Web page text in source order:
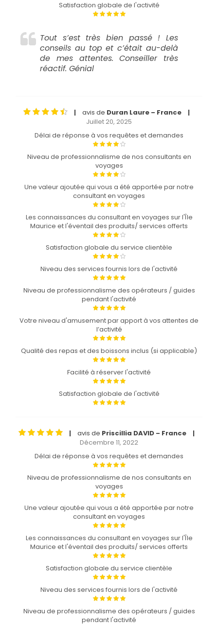
Satisfaction globale de l'activité
Tout s’est très bien passé ! Les
conseils au top et c’était au-delà
de mes attentes. Conseiller très
réactif. Génial
| avis de Duran Laure – France |
Juillet 20, 2025
Délai de réponse à vos requêtes et demandes
Niveau de professionnalisme de nos consultants en
voyages
Une valeur ajoutée qui vous a été apportée par notre
consultant en voyages
Les connaissances du consultant en voyages sur l'Île
Maurice et l'éventail des produits/ services offerts
Satisfaction globale du service clientèle
Niveau des services fournis lors de l'activité
Niveau de professionnalisme des opérateurs / guides
pendant l'activité
Votre niveau d'amusement par apport à vos attentes de
l’activité
Qualité des repas et des boissons inclus (si applicable)
Facilité à réserver l'activité
Satisfaction globale de l'activité
| avis de Priscillia DAVID – France |
Décembre 11, 2022
Délai de réponse à vos requêtes et demandes
Niveau de professionnalisme de nos consultants en
voyages
Une valeur ajoutée qui vous a été apportée par notre
consultant en voyages
Les connaissances du consultant en voyages sur l'Île
Maurice et l'éventail des produits/ services offerts
Satisfaction globale du service clientèle
Niveau des services fournis lors de l'activité
Niveau de professionnalisme des opérateurs / guides
pendant l'activité